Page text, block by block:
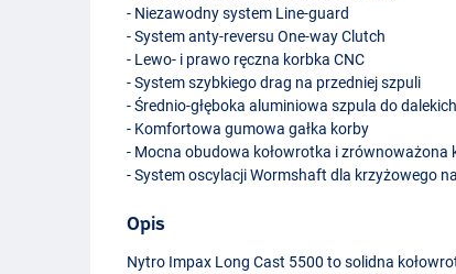
- Niezawodny system Line-guard
- System anty-reversu One-way Clutch
- Lewo- i prawo ręczna korbkaCNC
- System szybkiego drag na przedniej szpuli
- Średnio-głęboka aluminiowa szpula do
- Komfortowa gumowa gałka korby
- Mocna obudowa kołowrotka i zrównoważona
- System oscylacji Wormshaft dla krzyżowego
Opis
Nytro Impax Long Cast 5500 to solidna